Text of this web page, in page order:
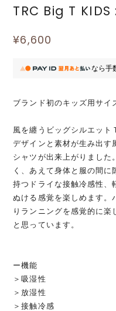
TRC Big T
¥6,600
なら手
ブランド初のキッズ用サイ
風を纏うビッグシルエット
デザインと素材が生み出す
シャツが出来上がりました
く、あえて身体と服の間に
持つドライな接触冷感性、
ぬける感覚を楽しめます。
りランニングを感覚的に楽
と思っています。
ー機能
＞吸湿性
＞放湿性
＞接触冷感